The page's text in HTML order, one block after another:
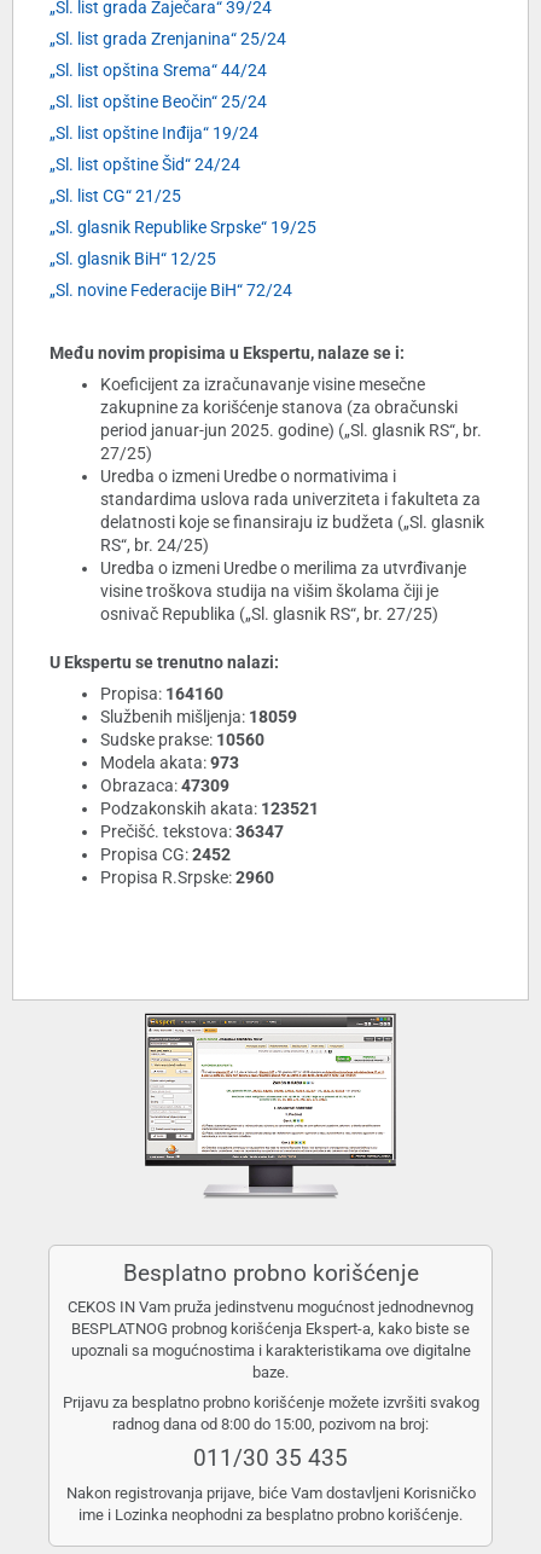
„Sl. list grada Zaječara“ 39/24
„Sl. list grada Zrenjanina“ 25/24
„Sl. list opština Srema“ 44/24
„Sl. list opštine Beočin“ 25/24
„Sl. list opštine Inđija“ 19/24
„Sl. list opštine Šid“ 24/24
„Sl. list CG“ 21/25
„Sl. glasnik Republike Srpske“ 19/25
„Sl. glasnik BiH“ 12/25
„Sl. novine Federacije BiH“ 72/24
Među novim propisima u Ekspertu, nalaze se i:
Koeficijent za izračunavanje visine mesečne
zakupnine za korišćenje stanova (za obračunski
period januar-jun 2025. godine) („Sl. glasnik RS“, br.
27/25)
Uredba o izmeni Uredbe o normativima i
standardima uslova rada univerziteta i fakulteta za
delatnosti koje se finansiraju iz budžeta („Sl. glasnik
RS“, br. 24/25)
Uredba o izmeni Uredbe o merilima za utvrđivanje
visine troškova studija na višim školama čiji je
osnivač Republika („Sl. glasnik RS“, br. 27/25)
U Ekspertu se trenutno nalazi:
Propisa: 164160
Službenih mišljenja: 18059
Sudske prakse: 10560
Modela akata:973
Obrazaca:47309
Podzakonskih akata: 123521
Prečišć. tekstova:36347
Propisa CG:2452
Propisa R.Srpske:2960
Besplatno probno korišćenje
CEKOS IN Vam pruža jedinstvenu mogućnost jednodnevnog
BESPLATNOG probnog korišćenja Ekspert-a, kako biste se
upoznali sa mogućnostima i karakteristikama ove digitalne
baze.
Prijavu za besplatno probno korišćenje možete izvršiti svakog
radnog dana od 8:00 do 15:00, pozivom na broj:
011/30 35 435
Nakon registrovanja prijave, biće Vam dostavljeni Korisničko
ime i Lozinka neophodni za besplatno probno korišćenje.